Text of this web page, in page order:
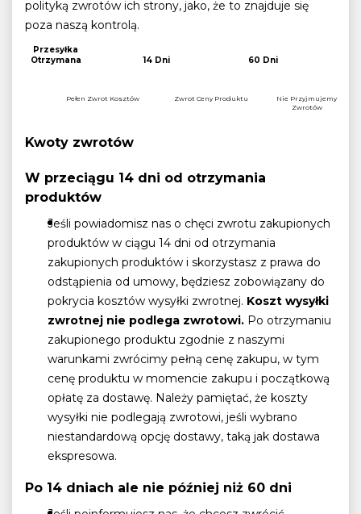
polityką zwrotów ich strony, jako, że to znajduje się
poza naszą kontrolą.
Przesyłka
Otrzymana
14 Dni 60 Dni
Pełen Zwrot Kosztów Zwrot Ceny Produktu
Nie Przyjmujemy
Zwrotów
Kwoty zwrotów
W przeciągu 14 dni od otrzymania
produktów
Jeśli powiadomisz nas o chęci zwrotu zakupionych
produktów w ciągu 14 dni od otrzymania
zakupionych produktów i skorzystasz z prawa do
odstąpienia od umowy, będziesz zobowiązany do
pokrycia kosztów wysyłki zwrotnej. Koszt wysyłki
zwrotnej nie podlega zwrotowi. Po otrzymaniu
zakupionego produktu zgodnie z naszymi
warunkami zwrócimy pełną cenę zakupu, w tym
cenę produktu w momencie zakupu i początkową
opłatę za dostawę. Należy pamiętać, że koszty
wysyłki nie podlegają zwrotowi, jeśli wybrano
niestandardową opcję dostawy, taką jak dostawa
ekspresowa.
Po 14 dniach ale nie później niż 60 dni